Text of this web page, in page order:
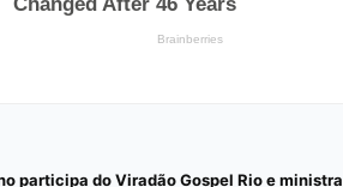
participa do Viradão Gospel Rio e ministra